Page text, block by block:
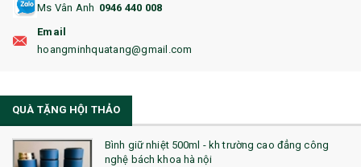
18. ẤM CHÉN QUÀ TẶNG
19. ĐỒNG HỒ TREO TƯỜNG
22. ĐỒNG HỒ ĐỂ BÀN
23. QÙA TẶNG ĐỘC ĐÁO
Ms Vân Anh 0946 440 008
Email
hoangminhquatang@gmail.com
QUÀ TẶNG HỘI THẢO
Bình giữ nhiệt 500ml - kh trường cao đẳng công
nghệ bách khoa hà nội